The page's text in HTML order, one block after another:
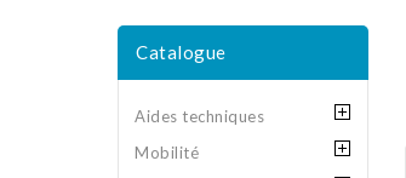
Catalogue
Aides techniques
Mobilité